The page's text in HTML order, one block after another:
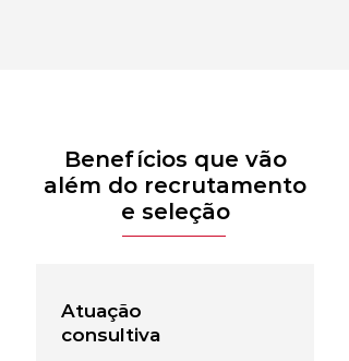
Benefícios que vão
além do recrutamento
e seleção
Atuação
consultiva